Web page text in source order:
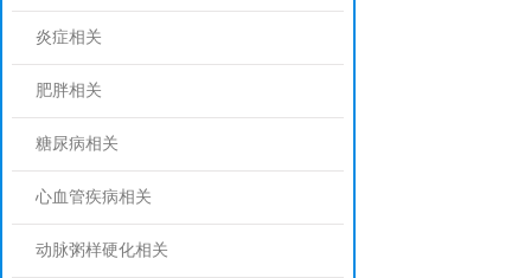
炎症相关
肥胖相关
糖尿病相关
心血管疾病相关
动脉粥样硬化相关